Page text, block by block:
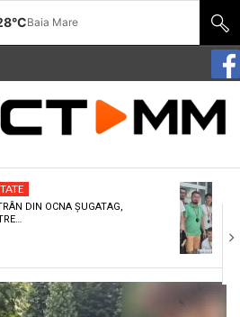
Baia Mare
DIN OCNA ȘUGATAG,